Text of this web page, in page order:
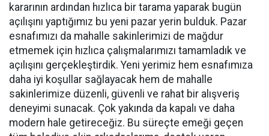
kararının ardından hızlıca bir tarama yaparak bugün
açılışını yaptığımız bu yeni pazar yerin bulduk. Pazar
esnafımızı da mahalle sakinlerimizi de mağdur
etmemek için hızlıca çalışmalarımızı tamamladık ve
açılışını gerçekleştirdik. Yeni yerimiz hem esnafımıza
daha iyi koşullar sağlayacak hem de mahalle
sakinlerimize düzenli, güvenli ve rahat bir alışveriş
deneyimi sunacak. Çok yakında da kapalı ve daha
modern hale getireceğiz. Bu süreçte emeği geçen